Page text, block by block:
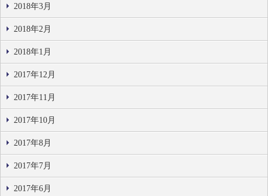
2018年3月
2018年2月
2018年1月
2017年12月
2017年11月
2017年10月
2017年8月
2017年7月
2017年6月